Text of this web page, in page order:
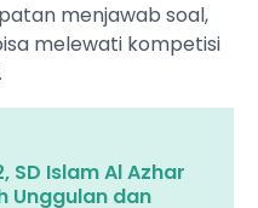
menjawab soal,
melewati kompetisi
SD Islam Al Azhar
Unggulan dan